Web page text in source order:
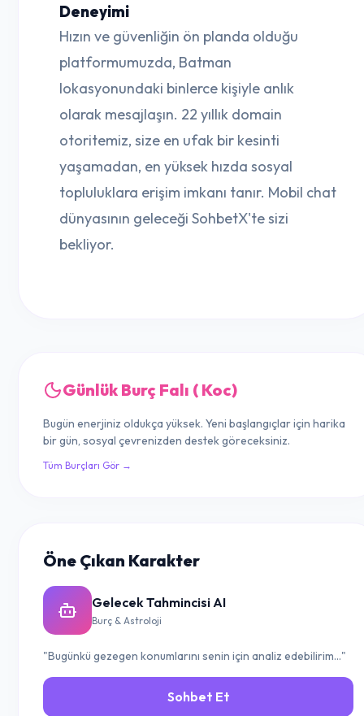
Deneyimi
Hızın ve güvenliğin ön planda olduğu
platformumuzda, Batman
lokasyonundaki binlerce kişiyle anlık
olarak mesajlaşın. 22 yıllık domain
otoritemiz, size en ufak bir kesinti
yaşamadan, en yüksek hızda sosyal
topluluklara erişim imkanı tanır. Mobil chat
dünyasının geleceği SohbetX'te sizi
bekliyor.
Günlük Burç Falı ( Koc)
Bugün enerjiniz oldukça yüksek. Yeni başlangıçlar için harika
bir gün, sosyal çevrenizden destek göreceksiniz.
Tüm Burçları Gör →
Öne Çıkan Karakter
Gelecek Tahmincisi AI
Burç & Astroloji
"Bugünkü gezegen konumlarını senin için analiz edebilirim..."
Sohbet Et